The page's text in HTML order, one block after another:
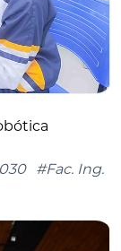
#Fac. Ing.